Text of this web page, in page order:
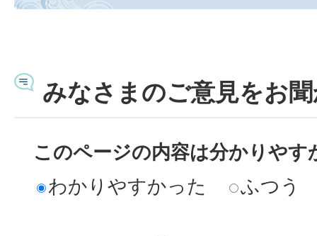
みなさまのご意見をお
このページの内容は分かりやす
わかりやすかった
ふつう